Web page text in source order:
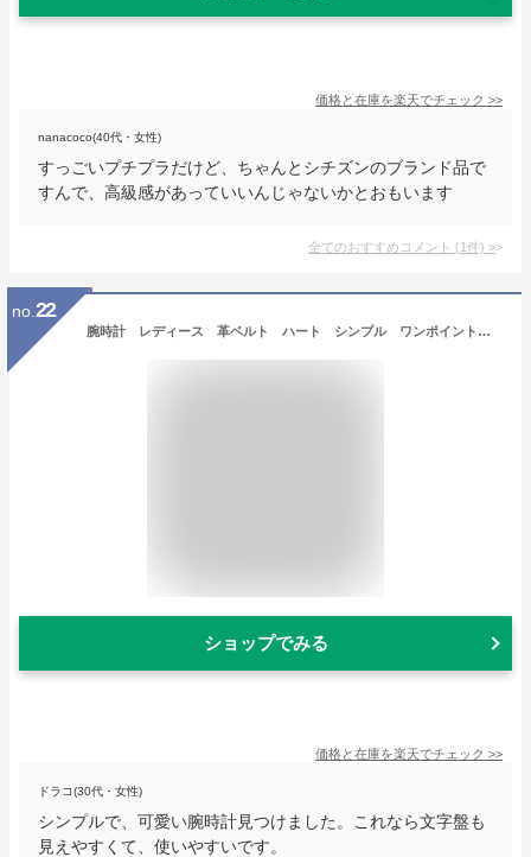
価格と在庫を楽天でチェック >>
nanacoco(40代・女性)
すっごいプチプラだけど、ちゃんとシチズンのブランド品で
すんで、高級感があっていいんじゃないかとおもいます
全てのおすすめコメント (1件) >
no. 22
腕時計 レディース 革ベルト ハート シンプル ワンポイント 送料無料 小さめ トレンド 人気 オススメ 高品質 かわいい 可愛い プチプラ 雑貨 小物 日本製ムーブ ビジネス 10代 20代 30代 フィールドワーク 一年保証 日本製ムーブメント
ショップでみる
価格と在庫を楽天でチェック >>
ドラコ(30代・女性)
シンプルで、可愛い腕時計見つけました。これなら文字盤も
見えやすくて、使いやすいです。